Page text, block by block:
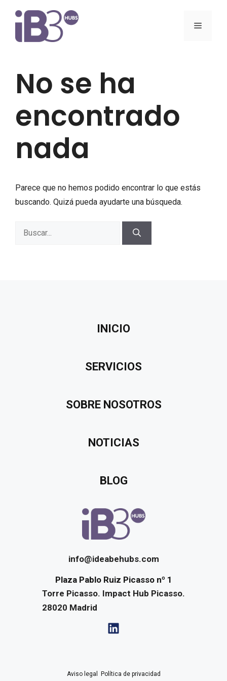
contenido
Menú
No se ha
encontrado
nada
Parece que no hemos podido encontrar lo que estás
buscando. Quizá pueda ayudarte una búsqueda.
Buscar:
INICIO
SERVICIOS
SOBRE NOSOTROS
NOTICIAS
BLOG
info@ideabehubs.com
Plaza Pablo Ruiz Picasso nº 1
Torre Picasso. Impact Hub Picasso.
28020 Madrid
Aviso legal Política de privacidad